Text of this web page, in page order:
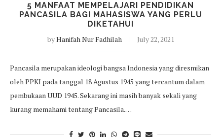
5 MANFAAT MEMPELAJARI PENDIDIKAN
PANCASILA BAGI MAHASISWA YANG PERLU
DIKETAHUI
byHanifah Nur Fadhilah July 22, 2021
Pancasila merupakan ideologi bangsa Indonesia yang diresmikan
oleh PPKI pada tanggal 18 Agustus 1945 yang tercantum dalam
pembukaan UUD 1945. Sekarang ini masih banyak sekali yang
kurang memahami tentang Pancasila.…